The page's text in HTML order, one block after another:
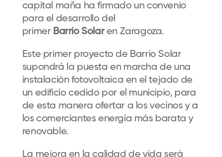
capital maña ha firmado un convenio
para el desarrollo del
primer Barrio Solaren Zaragoza.
Este primer proyecto de Barrio Solar
supondrá la puesta en marcha de una
instalación fotovoltaica en el tejado de
un edificio cedido por el municipio, para
de esta manera ofertar a los vecinos y a
los comerciantes energía más barata y
renovable.
La mejora en la calidad de vida será